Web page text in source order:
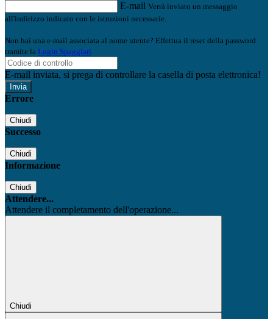
E-mail Verrà inviato un messaggio
all'indirizzo indicato con le istruzioni necessarie.
Non hai una e-mail associata al nome utente? Effettua il reset della password
tramite la Login Spaggiari
E-mail inviata, si prega di controllare la casella di posta elettronica!
Errore
Chiudi
Successo
Chiudi
Informazione
Chiudi
Attendere...
Attendere il completamento dell'operazione...
Chiudi